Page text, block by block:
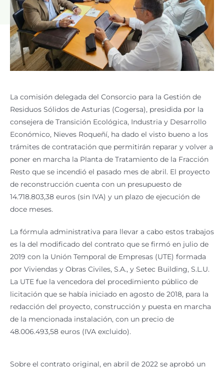
La comisión delegada del Consorcio para la Gestión de
Residuos Sólidos de Asturias (Cogersa), presidida por la
consejera de Transición Ecológica, Industria y Desarrollo
Económico, Nieves Roqueñí, ha dado el visto bueno a los
trámites de contratación que permitirán reparar y volver a
poner en marcha la Planta de Tratamiento de la Fracción
Resto que se incendió el pasado mes de abril. El proyecto
de reconstrucción cuenta con un presupuesto de
14.718.803,38 euros (sin IVA) y un plazo de ejecución de
doce meses.
La fórmula administrativa para llevar a cabo estos trabajos
es la del modificado del contrato que se firmó en julio de
2019 con la Unión Temporal de Empresas (UTE) formada
por Viviendas y Obras Civiles, S.A., y Setec Building, S.L.U.
La UTE fue la vencedora del procedimiento público de
licitación que se había iniciado en agosto de 2018, para la
redacción del proyecto, construcción y puesta en marcha
de la mencionada instalación, con un precio de
48.006.493,58 euros (IVA excluido).
Sobre el contrato original, en abril de 2022 se aprobó un